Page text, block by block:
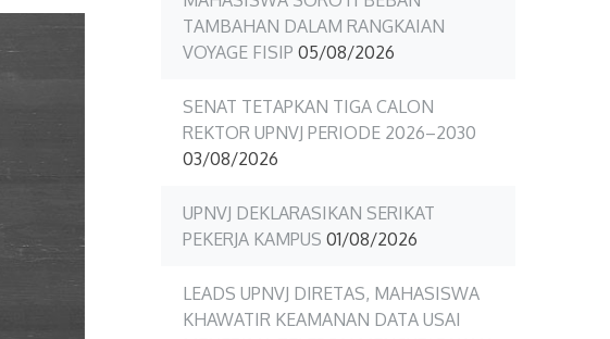
TAMBAHAN DALAM RANGKAIAN
VOYAGE FISIP 05/08/2026
SENAT TETAPKAN TIGA CALON
REKTOR UPNVJ PERIODE 2026–2030
03/08/2026
UPNVJ DEKLARASIKAN SERIKAT
PEKERJA KAMPUS 01/08/2026
LEADS UPNVJ DIRETAS, MAHASISWA
KHAWATIR KEAMANAN DATA USAI